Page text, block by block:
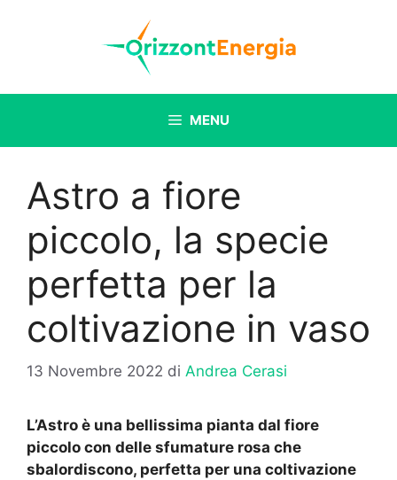
MENU
Astro a fiore
piccolo, la specie
perfetta per la
coltivazione in vaso
13 Novembre 2022 di Andrea Cerasi
L’Astro è una bellissima pianta dal fiore
piccolo con delle sfumature rosa che
sbalordiscono, perfetta per una coltivazione